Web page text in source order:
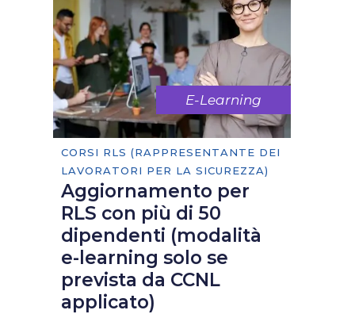
E-Learning
CORSI RLS (RAPPRESENTANTE DEI
LAVORATORI PER LA SICUREZZA)
Aggiornamento per
RLS con più di 50
dipendenti (modalità
e-learning solo se
prevista da CCNL
applicato)